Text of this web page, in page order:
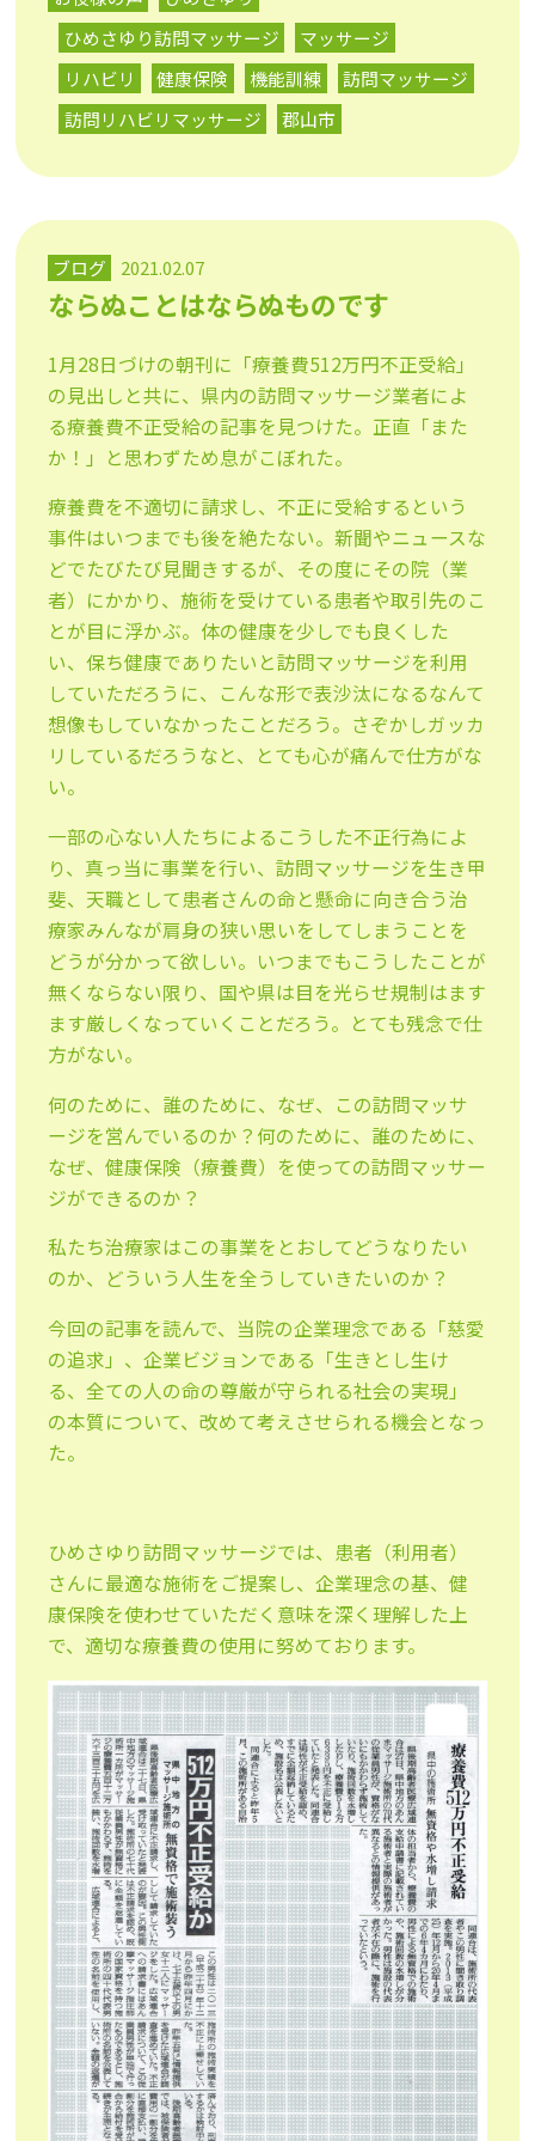
ひめさゆり訪問マッサージ
マッサージ
リハビリ
健康保険 機能訓練
訪問マッサージ
訪問リハビリマッサージ
郡山市
ブログ 2021.02.07
ならぬことはならぬものです
1月28日づけの朝刊に「療養費512万円不正受給」
の見出しと共に、県内の訪問マッサージ業者によ
る療養費不正受給の記事を見つけた。正直「また
か！」と思わずため息がこぼれた。
療養費を不適切に請求し、不正に受給するという
事件はいつまでも後を絶たない。新聞やニュースな
どでたびたび見聞きするが、その度にその院（業
者）にかかり、施術を受けている患者や取引先のこ
とが目に浮かぶ。体の健康を少しでも良くした
い、保ち健康でありたいと訪問マッサージを利用
していただろうに、こんな形で表沙汰になるなんて
想像もしていなかったことだろう。さぞかしガッカ
リしているだろうなと、とても心が痛んで仕方がな
い。
一部の心ない人たちによるこうした不正行為によ
り、真っ当に事業を行い、訪問マッサージを生き甲
斐、天職として患者さんの命と懸命に向き合う治
療家みんなが肩身の狭い思いをしてしまうことを
どうが分かって欲しい。いつまでもこうしたことが
無くならない限り、国や県は目を光らせ規制はます
ます厳しくなっていくことだろう。とても残念で仕
方がない。
何のために、誰のために、なぜ、この訪問マッサ
ージを営んでいるのか？何のために、誰のために、
なぜ、健康保険（療養費）を使っての訪問マッサー
ジができるのか？
私たち治療家はこの事業をとおしてどうなりたい
のか、どういう人生を全うしていきたいのか？
今回の記事を読んで、当院の企業理念である「慈愛
の追求」、企業ビジョンである「生きとし生け
る、全ての人の命の尊厳が守られる社会の実現」
の本質について、改めて考えさせられる機会となっ
た。
ひめさゆり訪問マッサージでは、患者（利用者）
さんに最適な施術をご提案し、企業理念の基、健
康保険を使わせていただく意味を深く理解した上
で、適切な療養費の使用に努めております。